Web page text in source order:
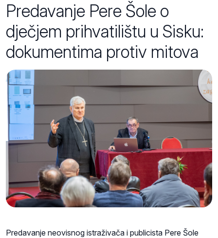
Predavanje Pere Šole o
dječjem prihvatilištu u Sisku:
dokumentima protiv mitova
Predavanje neovisnog istraživača i publicista Pere Šole